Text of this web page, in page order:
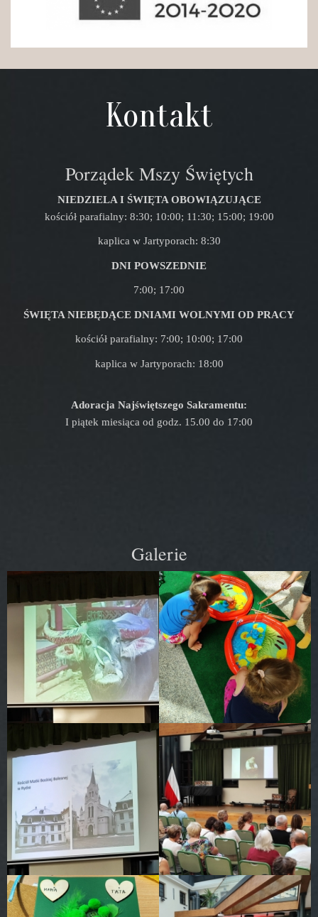
Kontakt
Porządek Mszy Świętych
NIEDZIELA I ŚWIĘTA OBOWIĄZUJĄCE
kościół parafialny: 8:30; 10:00; 11:30; 15:00; 19:00
kaplica w Jartyporach: 8:30
DNI POWSZEDNIE
7:00; 17:00
ŚWIĘTA NIEBĘDĄCE DNIAMI WOLNYMI OD PRACY
kościół parafialny: 7:00; 10:00; 17:00
kaplica w Jartyporach: 18:00
Adoracja Najświętszego Sakramentu:
I piątek miesiąca od godz. 15.00 do 17:00
Galerie